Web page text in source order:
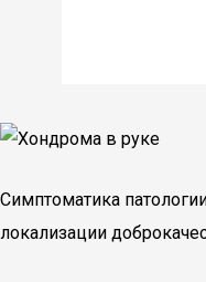
Симптоматика
локализации